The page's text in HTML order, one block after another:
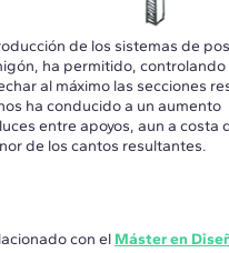
de los sistemas de
ha permitido, controlando
al máximo las secciones
ha conducido a un aumento
entre apoyos, aun a costa
de los cantos resultantes.
con el Máster en